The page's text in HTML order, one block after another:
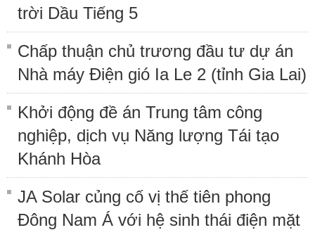
trời Dầu Tiếng 5
Chấp thuận chủ trương đầu tư dự án
Nhà máy Điện gió Ia Le 2 (tỉnh Gia Lai)
Khởi động đề án Trung tâm công
nghiệp, dịch vụ Năng lượng Tái tạo
Khánh Hòa
JA Solar củng cố vị thế tiên phong
Đông Nam Á với hệ sinh thái điện mặt